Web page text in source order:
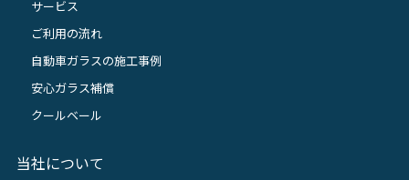
サービス
ご利用の流れ
自動車ガラスの施工事例
安心ガラス補償
クールベール
当社について